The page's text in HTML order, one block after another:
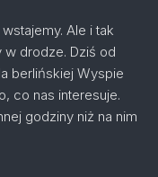
Ale i tak
w drodze. Dziś od
berlińskiej Wyspie
co nas interesuje.
godziny niż na nim